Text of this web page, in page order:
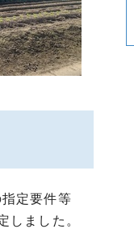
定要件等
しました。